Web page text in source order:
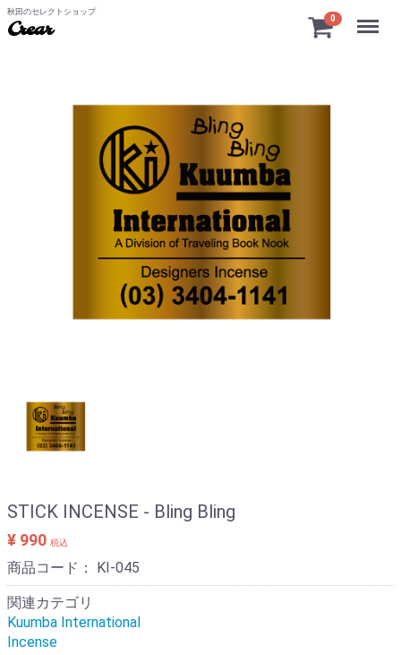
秋田のセレクトショップ
Crear
0 Menu
STICK INCENSE - Bling Bling
¥ 990 税込
商品コード： KI-045
関連カテゴリ
Kuumba International
Incense